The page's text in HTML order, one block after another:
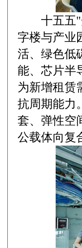
十五五"开
字楼与产业
活、绿色低
能、芯片半
为新增租赁
抗周期能力
套、弹性空
公载体向复